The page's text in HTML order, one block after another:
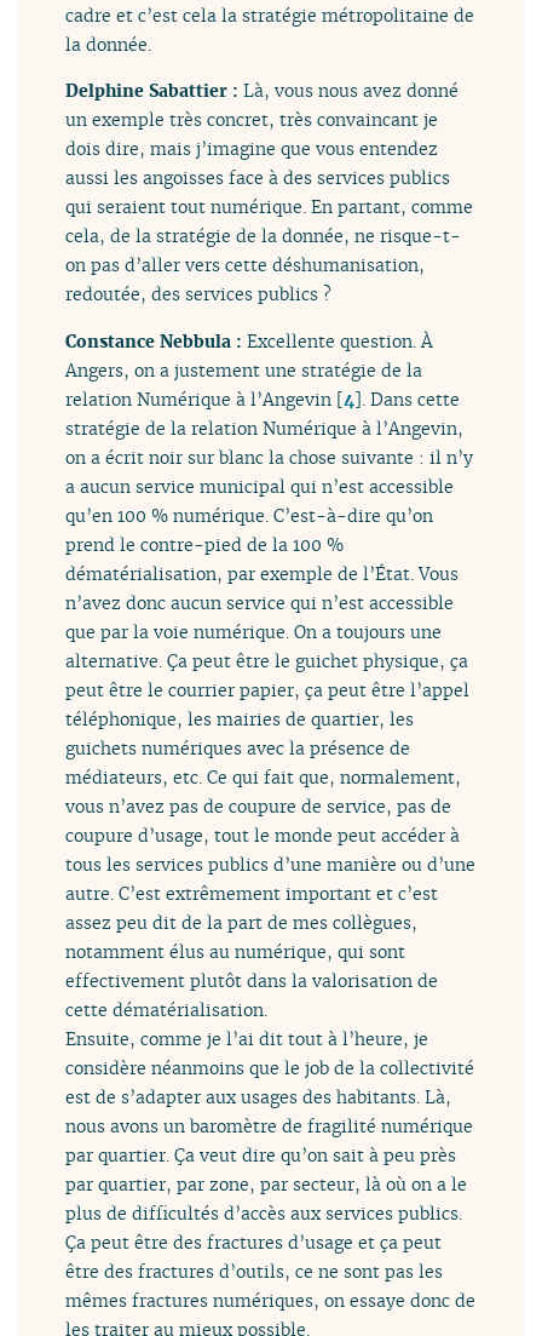
cadre et c’est cela la stratégie métropolitaine de
la donnée.
Delphine Sabattier :Là, vous nous avez donné
un exemple très concret, très convaincant je
dois dire, mais j’imagine que vous entendez
aussi les angoisses face à des services publics
qui seraient tout numérique. En partant, comme
cela, de la stratégie de la donnée, ne risque-t-
on pas d’aller vers cette déshumanisation,
redoutée, des services publics ?
Constance Nebbula :Excellente question. À
Angers, on a justement une stratégie de la
relation Numérique à l’Angevin [4]. Dans cette
stratégie de la relation Numérique à l’Angevin,
on a écrit noir sur blanc la chose suivante : il n’y
a aucun service municipal qui n’est accessible
qu’en 100 % numérique. C’est-à-dire qu’on
prend le contre-pied de la 100 %
dématérialisation, par exemple de l’État. Vous
n’avez donc aucun service qui n’est accessible
que par la voie numérique. On a toujours une
alternative. Ça peut être le guichet physique, ça
peut être le courrier papier, ça peut être l’appel
téléphonique, les mairies de quartier, les
guichets numériques avec la présence de
médiateurs, etc. Ce qui fait que, normalement,
vous n’avez pas de coupure de service, pas de
coupure d’usage, tout le monde peut accéder à
tous les services publics d’une manière ou d’une
autre. C’est extrêmement important et c’est
assez peu dit de la part de mes collègues,
notamment élus au numérique, qui sont
effectivement plutôt dans la valorisation de
cette dématérialisation.
Ensuite, comme je l’ai dit tout à l’heure, je
considère néanmoins que le job de la collectivité
est de s’adapter aux usages des habitants. Là,
nous avons un baromètre de fragilité numérique
par quartier. Ça veut dire qu’on sait à peu près
par quartier, par zone, par secteur, là où on a le
plus de difficultés d’accès aux services publics.
Ça peut être des fractures d’usage et ça peut
être des fractures d’outils, ce ne sont pas les
mêmes fractures numériques, on essaye donc de
les traiter au mieux possible.